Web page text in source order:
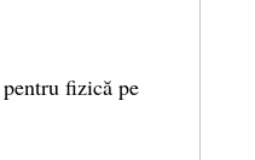
fizică pe